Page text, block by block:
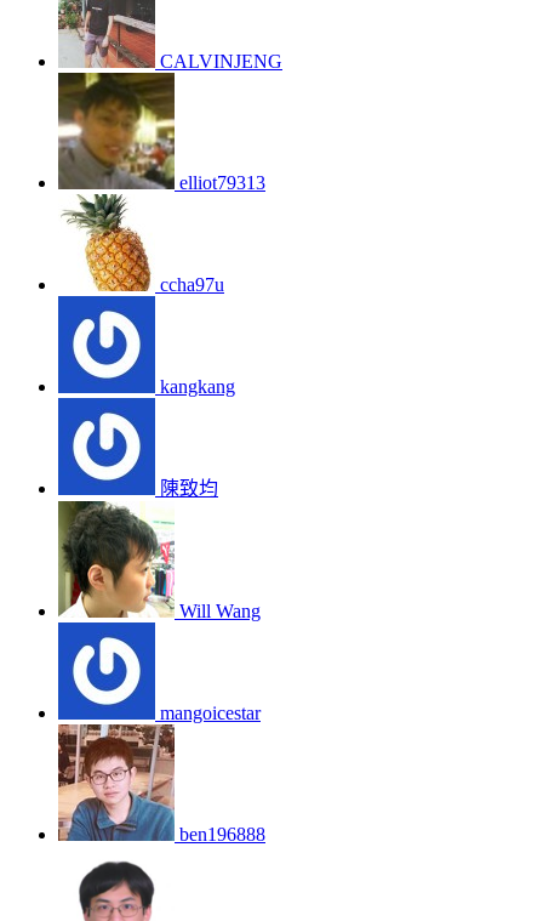
CALVINJENG
elliot79313
ccha97u
kangkang
陳致均
Will Wang
mangoicestar
ben196888